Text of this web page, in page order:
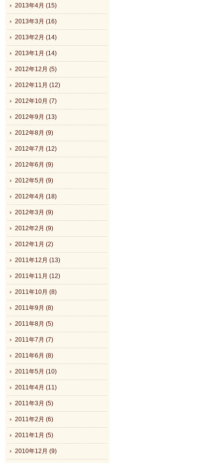
2013年4月 (15)
2013年3月 (16)
2013年2月 (14)
2013年1月 (14)
2012年12月 (5)
2012年11月 (12)
2012年10月 (7)
2012年9月 (13)
2012年8月 (9)
2012年7月 (12)
2012年6月 (9)
2012年5月 (9)
2012年4月 (18)
2012年3月 (9)
2012年2月 (9)
2012年1月 (2)
2011年12月 (13)
2011年11月 (12)
2011年10月 (8)
2011年9月 (8)
2011年8月 (5)
2011年7月 (7)
2011年6月 (8)
2011年5月 (10)
2011年4月 (11)
2011年3月 (5)
2011年2月 (6)
2011年1月 (5)
2010年12月 (9)